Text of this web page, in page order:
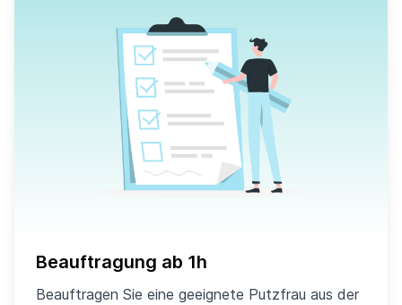
Beauftragung ab 1h
Beauftragen Sie eine geeignete Putzfrau aus der